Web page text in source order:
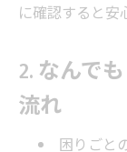
に確認すると安
2. なんで
流れ
困りごと